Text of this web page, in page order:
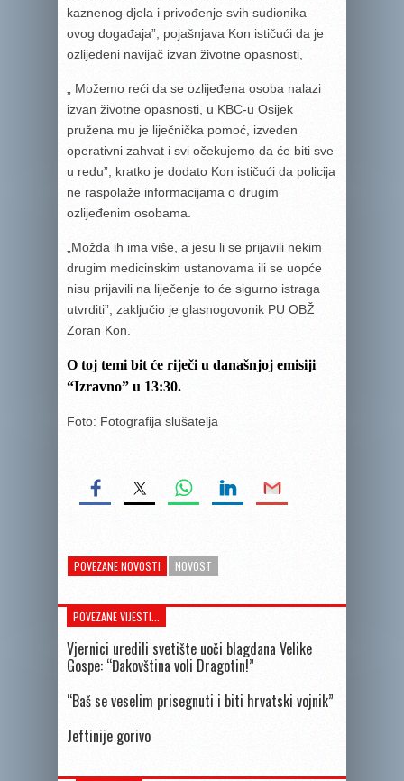
kaznenog djela i privođenje svih sudionika
ovog događaja”, pojašnjava Kon ističući da je
ozlijeđeni navijač izvan životne opasnosti,
„ Možemo reći da se ozlijeđena osoba nalazi
izvan životne opasnosti, u KBC-u Osijek
pružena mu je liječnička pomoć, izveden
operativni zahvat i svi očekujemo da će biti sve
u redu”, kratko je dodato Kon ističući da policija
ne raspolaže informacijama o drugim
ozlijeđenim osobama.
„Možda ih ima više, a jesu li se prijavili nekim
drugim medicinskim ustanovama ili se uopće
nisu prijavili na liječenje to će sigurno istraga
utvrditi”, zaključio je glasnogovonik PU OBŽ
Zoran Kon.
O toj temi bit će riječi u današnjoj emisiji
“Izravno” u 13:30.
Foto: Fotografija slušatelja
POVEZANE NOVOSTI NOVOST
POVEZANE VIJESTI...
Vjernici uredili svetište uoči blagdana Velike
Gospe: “Đakovština voli Dragotin!”
“Baš se veselim prisegnuti i biti hrvatski vojnik”
Jeftinije gorivo